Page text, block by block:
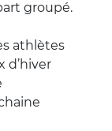
groupé.
athlètes
d’hiver